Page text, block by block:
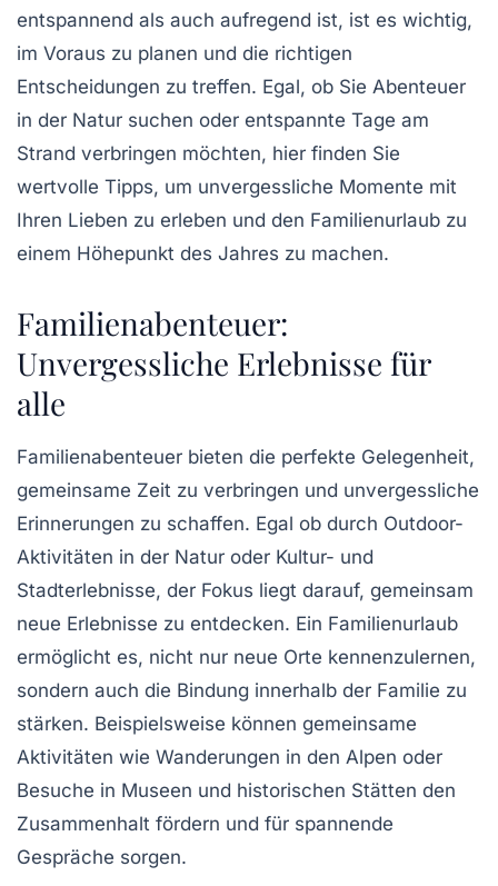
entspannend als auch aufregend ist, ist es wichtig,
im Voraus zu planen und die richtigen
Entscheidungen zu treffen. Egal, ob Sie Abenteuer
in der Natur suchen oder entspannte Tage am
Strand verbringen möchten, hier finden Sie
wertvolle Tipps, um unvergessliche Momente mit
Ihren Lieben zu erleben und den Familienurlaub zu
einem Höhepunkt des Jahres zu machen.
Familienabenteuer:
Unvergessliche Erlebnisse für
alle
Familienabenteuer bieten die perfekte Gelegenheit,
gemeinsame Zeit zu verbringen und unvergessliche
Erinnerungen zu schaffen. Egal ob durch Outdoor-
Aktivitäten in der Natur oder Kultur- und
Stadterlebnisse, der Fokus liegt darauf, gemeinsam
neue Erlebnisse zu entdecken. Ein Familienurlaub
ermöglicht es, nicht nur neue Orte kennenzulernen,
sondern auch die Bindung innerhalb der Familie zu
stärken. Beispielsweise können gemeinsame
Aktivitäten wie Wanderungen in den Alpen oder
Besuche in Museen und historischen Stätten den
Zusammenhalt fördern und für spannende
Gespräche sorgen.